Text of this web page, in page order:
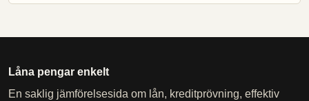
Låna pengar enkelt
En saklig jämförelsesida om lån, kreditprövning, effektiv